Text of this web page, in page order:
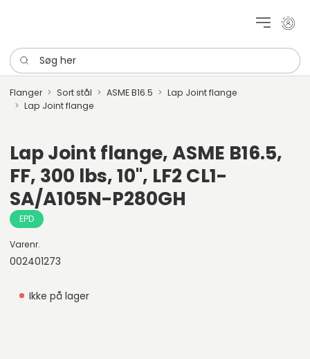
Mit
Søg her
Flanger Sort stål ASME B16.5
Lap Joint flange
Lap Joint flange
Lap Joint flange, ASME B16.5,
FF, 300 lbs, 10", LF2 CL1-
SA/A105N-P280GH
EPD
Varenr.
002401273
Ikke på lager